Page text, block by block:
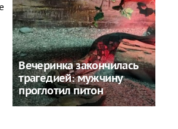
Вечеринка закончилась
трагедией: мужчину
проглотил питон